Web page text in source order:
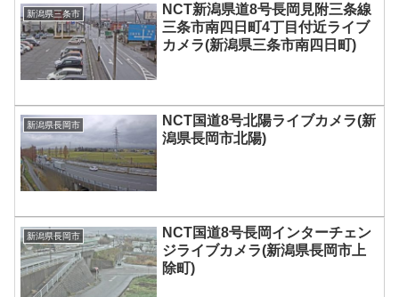
新潟県三条市
NCT新潟県道8号長岡見附三条線
三条市南四日町4丁目付近ライブ
カメラ(新潟県三条市南四日町)
新潟県長岡市
NCT国道8号北陽ライブカメラ(新
潟県長岡市北陽)
新潟県長岡市
NCT国道8号長岡インターチェン
ジライブカメラ(新潟県長岡市上
除町)